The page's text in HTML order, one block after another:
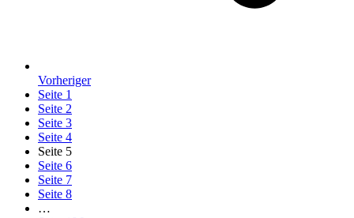
Vorheriger
Seite 1
Seite 2
Seite 3
Seite 4
Seite 5
Seite 6
Seite 7
Seite 8
…